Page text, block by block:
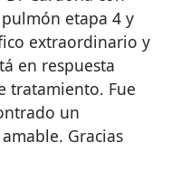
etapa 4 y
extraordinario y
en respuesta
tratamiento. Fue
un
Gracias